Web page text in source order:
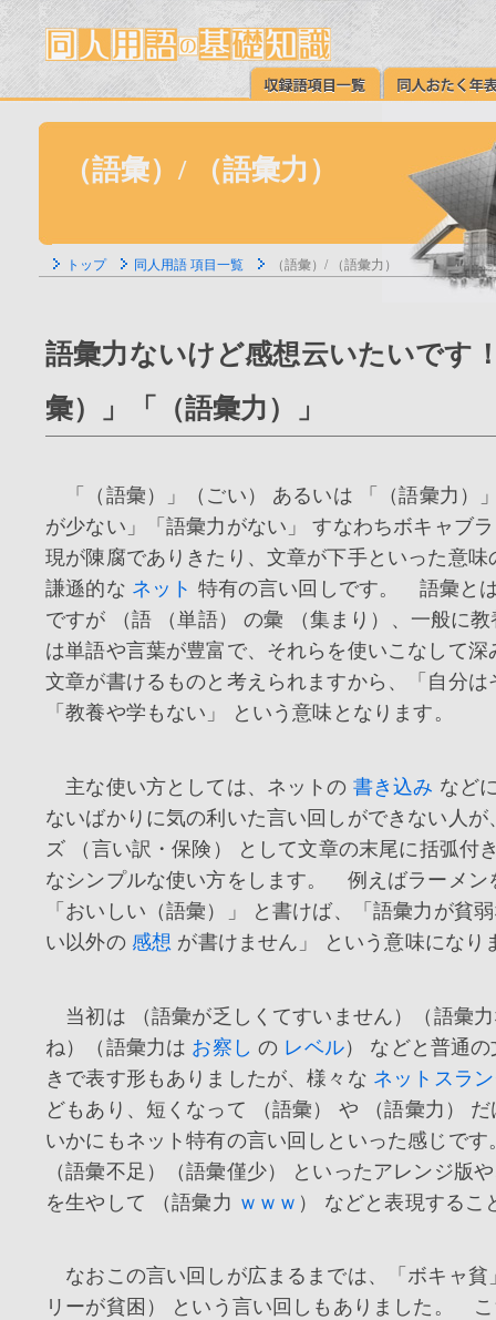
（語彙）/ （語彙力）
トップ 同人用語 項目一覧 （語彙）/ （語彙力）
語彙力ないけど感想云いたいです
彙）」「（語彙力）」
「（語彙）」（ごい） あるいは 「（語彙力）
が少ない」「語彙力がない」 すなわちボキャブ
現が陳腐でありきたり、文章が下手といった意
謙遜的な ネット 特有の言い回しです。 語彙と
ですが （語 （単語） の彙 （集まり）、一般に
は単語や言葉が豊富で、それらを使いこなして深
文章が書けるものと考えられますから、「自分は
「教養や学もない」 という意味となります。
主な使い方としては、ネットの 書き込み など
ないばかりに気の利いた言い回しができない人が
ズ （言い訳・保険） として文章の末尾に括弧付
なシンプルな使い方をします。 例えばラーメン
「おいしい（語彙）」 と書けば、「語彙力が貧
い以外の 感想 が書けません」 という意味になり
当初は （語彙が乏しくてすいません）（語彙
ね）（語彙力は お察し の レベル） などと普通
きで表す形もありましたが、様々な ネットスラ
どもあり、短くなって （語彙） や （語彙力）
いかにもネット特有の言い回しといった感じで
（語彙不足）（語彙僅少） といったアレンジ版
を生やして （語彙力 ｗｗｗ ） などと表現するこ
なおこの言い回しが広まるまでは、「ボキャ貧
リーが貧困） という言い回しもありました。 こ